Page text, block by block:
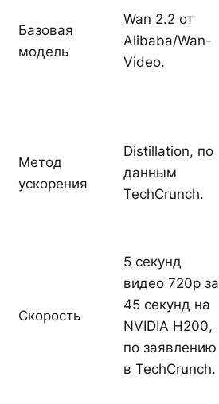
Базовая
модель
Wan 2.2 от
Alibaba/Wan-
Video.
Метод
ускорения
Distillation, по
данным
TechCrunch.
Скорость
5 секунд
видео 720p за
45 секунд на
NVIDIA H200,
по заявлению
в TechCrunch.